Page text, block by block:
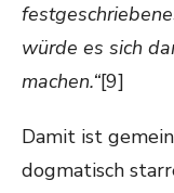
würde es sich
machen.“[9]
Damit ist
dogmatisch